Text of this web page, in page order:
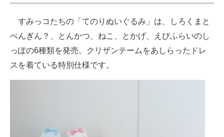
すみっコたちの「てのりぬいぐるみ」は、しろくまと
ぺんぎん？、とんかつ、ねこ、とかげ、えびふらいのし
っぽの6種類を発売。クリザンテームをあしらったドレ
スを着ている特別仕様です。